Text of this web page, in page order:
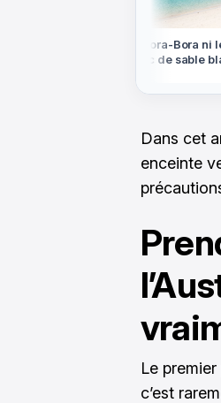
Ni Bora-Bora ni
banc de sable
Dans cet
enceinte
Le
c’est